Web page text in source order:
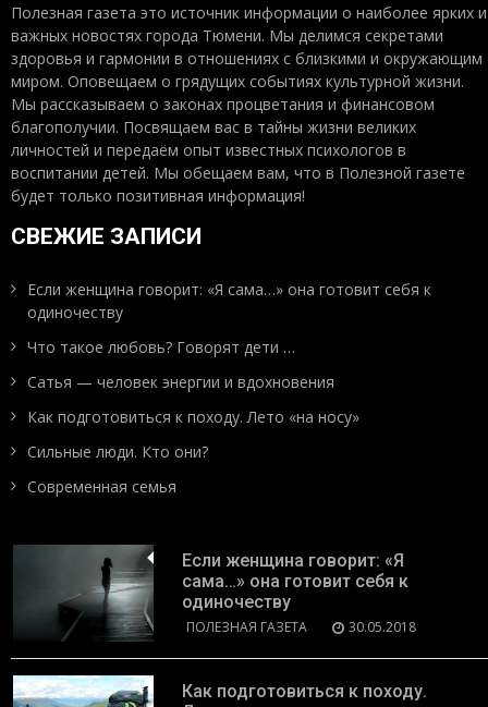
Полезная газета это источник информации о наиболее ярких и
важных новостях города Тюмени. Мы делимся секретами
здоровья и гармонии в отношениях с близкими и окружающим
миром. Оповещаем о грядущих событиях культурной жизни.
Мы рассказываем о законах процветания и финансовом
благополучии. Посвящаем вас в тайны жизни великих
личностей и передаём опыт известных психологов в
воспитании детей. Мы обещаем вам, что в Полезной газете
будет только позитивная информация!
СВЕЖИЕ ЗАПИСИ
Если женщина говорит: «Я сама…» она готовит себя к
одиночеству
Что такое любовь? Говорят дети …
Сатья — человек энергии и вдохновения
Как подготовиться к походу. Лето «на носу»
Сильные люди. Кто они?
Современная семья
Если женщина говорит: «Я
сама…» она готовит себя к
одиночеству
ПОЛЕЗНАЯ ГАЗЕТА 30.05.2018
Как подготовиться к походу.